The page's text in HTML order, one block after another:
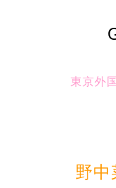
東京外
野中